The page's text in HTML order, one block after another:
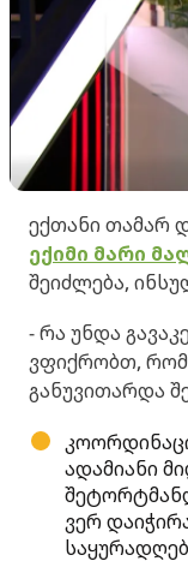
ექთანი თამარ
ექიმი მარი
შეიძლება,
- რა უნდა
ვფიქრობთ, რომ
განუვითარდა
ადამიანი
ვერ